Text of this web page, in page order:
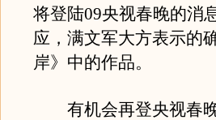
将登陆09央视春晚的消
应，满文军大方表示的
岸》中的作品。
有机会再登央视春晚